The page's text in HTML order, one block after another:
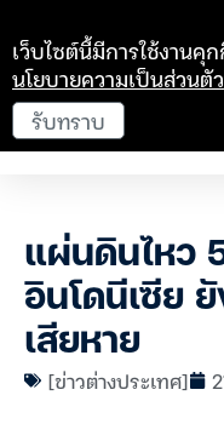
แผ่นดินไหว
อินโดนีเซีย
เสียหาย
[ข่าวต่างประเทศ]
เว็บไซต์นี้มีการใช้งานคุ
นโยบายความเป็นส่วนตัว
รับทราบ